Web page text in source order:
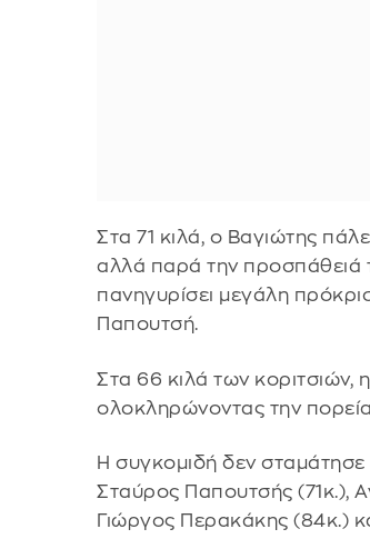
Στα 71 κιλά, ο Βαγιώτης
αλλά παρά την προσπάθειά
πανηγυρίσει μεγάλη
Παπουτσή.
Στα 66 κιλά των κοριτσιών,
ολοκληρώνοντας την
Η συγκομιδή δεν σταμάτησε
Σταύρος Παπουτσής (71κ.),
Γιώργος Περακάκης (84κ.)